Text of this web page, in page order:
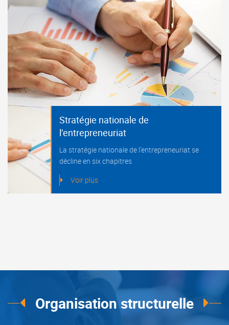
Stratégie nationale de
l’entrepreneuriat
La stratégie nationale de l’entrepreneuriat se
décline en six chapitres
Voir plus
Organisation structurelle